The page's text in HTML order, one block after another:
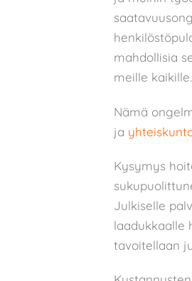
mahdollisia
meille kaikille.
Nämä
ja
Kysymys
Julkiselle
laadukkaalle
tavoitellaan